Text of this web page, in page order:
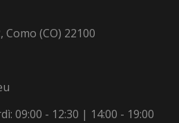
(CO) 22100
09:00 - 12:30 | 14:00 - 19:00